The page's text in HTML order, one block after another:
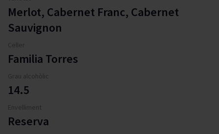
Merlot, Cabernet Franc, Cabernet
Sauvignon
Celler
Familia Torres
Grau alcohòlic
14.5
Envelliment
Reserva